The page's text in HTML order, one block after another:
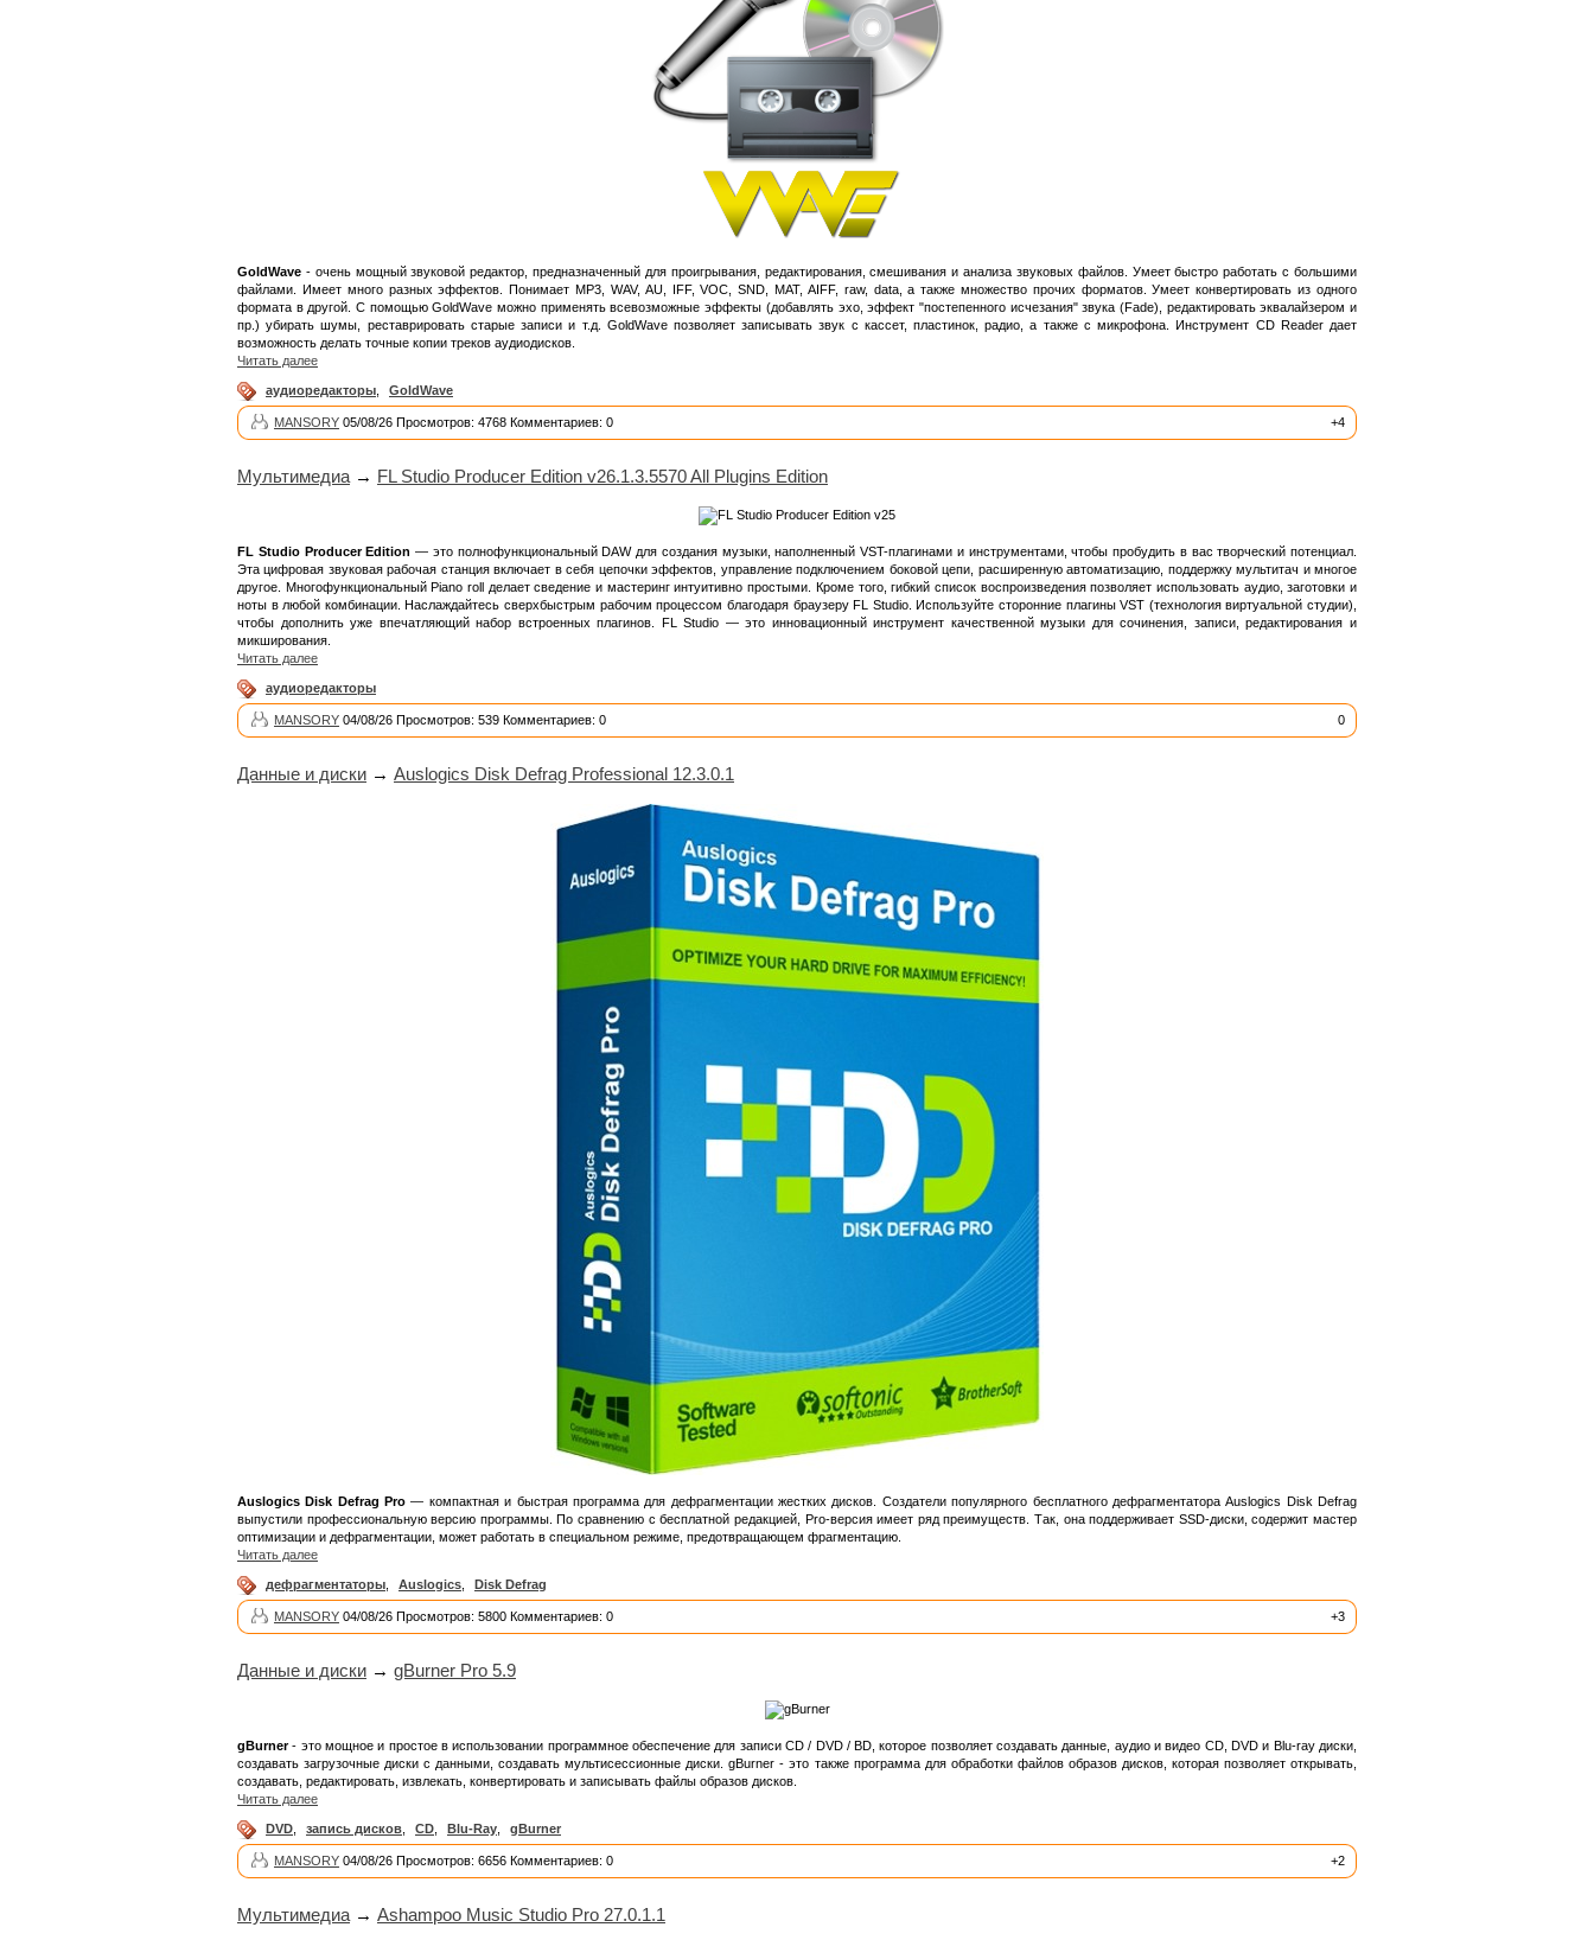
GoldWave - очень мощный звуковой редактор, предназначенный для проигрывания, редактирования, смешивания и анализа звуковых файлов. Умеет быстро работать с большими
файлами. Имеет много разных эффектов. Понимает MP3, WAV, AU, IFF, VOC, SND, MAT, AIFF, raw, data, а также множество прочих форматов. Умеет конвертировать из одного
формата в другой. С помощью GoldWave можно применять всевозможные эффекты (добавлять эхо, эффект "постепенного исчезания" звука (Fade), редактировать эквалайзером и
пр.) убирать шумы, реставрировать старые записи и т.д. GoldWave позволяет записывать звук с кассет, пластинок, радио, а также с микрофона. Инструмент CD Reader дает
возможность делать точные копии треков аудиодисков.
Читать далее
аудиоредакторы GoldWave
MANSORY 05/08/26 Просмотров: 4768 Комментариев: 0 +4
Мультимедиа → FL Studio Producer Edition v26.1.3.5570 All Plugins Edition
FL Studio Producer Edition — это полнофункциональный DAW для создания музыки, наполненный VST-плагинами и инструментами, чтобы пробудить в вас творческий потенциал.
Эта цифровая звуковая рабочая станция включает в себя цепочки эффектов, управление подключением боковой цепи, расширенную автоматизацию, поддержку мультитач и многое
другое. Многофункциональный Piano roll делает сведение и мастеринг интуитивно простыми. Кроме того, гибкий список воспроизведения позволяет использовать аудио, заготовки и
ноты в любой комбинации. Наслаждайтесь сверхбыстрым рабочим процессом благодаря браузеру FL Studio. Используйте сторонние плагины VST (технология виртуальной студии),
чтобы дополнить уже впечатляющий набор встроенных плагинов. FL Studio — это инновационный инструмент качественной музыки для сочинения, записи, редактирования и
микширования.
Читать далее
аудиоредакторы
MANSORY 04/08/26 Просмотров: 539 Комментариев: 0 0
Данные и диски → Auslogics Disk Defrag Professional 12.3.0.1
Auslogics Disk Defrag Pro — компактная и быстрая программа для дефрагментации жестких дисков. Создатели популярного бесплатного дефрагментатора Auslogics Disk Defrag
выпустили профессиональную версию программы. По сравнению с бесплатной редакцией, Pro-версия имеет ряд преимуществ. Так, она поддерживает SSD-диски, содержит мастер
оптимизации и дефрагментации, может работать в специальном режиме, предотвращающем фрагментацию.
Читать далее
дефрагментаторы Auslogics Disk Defrag
MANSORY 04/08/26 Просмотров: 5800 Комментариев: 0 +3
Данные и диски → gBurner Pro 5.9
gBurner- это мощное и простое в использовании программное обеспечение для записи CD / DVD / BD, которое позволяет создавать данные, аудио и видео CD, DVD и Blu-ray диски,
создавать загрузочные диски с данными, создавать мультисессионные диски. gBurner - это также программа для обработки файлов образов дисков, которая позволяет открывать,
создавать, редактировать, извлекать, конвертировать и записывать файлы образов дисков.
Читать далее
DVD запись дисков CD Blu-Ray gBurner
MANSORY 04/08/26 Просмотров: 6656 Комментариев: 0 +2
Мультимедиа → Ashampoo Music Studio Pro 27.0.1.1